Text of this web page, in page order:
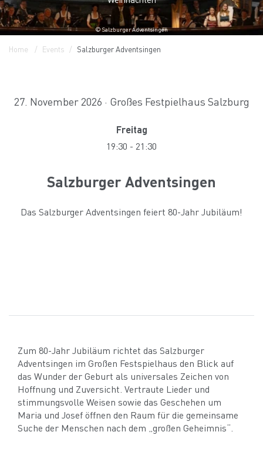
© Salzburger Adventsingen
Home Events Salzburger Adventsingen
27. November 2026 · Großes Festpielhaus Salzburg
Freitag
19:30 - 21:30
Salzburger Adventsingen
Das Salzburger Adventsingen feiert 80-Jahr Jubiläum!
Zum 80-Jahr Jubiläum richtet das Salzburger
Adventsingen im Großen Festspielhaus den Blick auf
das Wunder der Geburt als universales Zeichen von
Hoffnung und Zuversicht. Vertraute Lieder und
stimmungsvolle Weisen sowie das Geschehen um
Maria und Josef öffnen den Raum für die gemeinsame
Suche der Menschen nach dem „großen Geheimnis“.